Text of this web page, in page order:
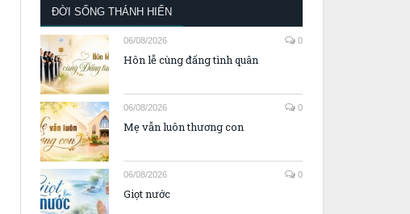
ĐỜI SỐNG THÁNH HIẾN
06/08/2026 0
Hôn lễ cùng đấng tình quân
06/08/2026 0
Mẹ vẫn luôn thương con
06/08/2026 0
Giọt nước